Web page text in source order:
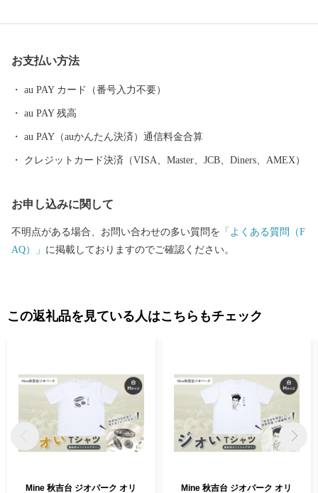
かな自然が生み出した逸品を是非ご堪能ください。
お支払い方法
au PAY カード（番号入力不要）
au PAY 残高
au PAY（auかんたん決済）通信料金合算
クレジットカード決済（VISA、Master、JCB、Diners、AMEX）
お申し込みに関して
不明点がある場合、お問い合わせの多い質問を 「よくある質問（F
AQ）」 に掲載しておりますのでご確認ください。
この返礼品を見ている人はこちらもチェック
Mine 秋吉台 ジオパーク オリ
Mine 秋吉台 ジオパーク オリ